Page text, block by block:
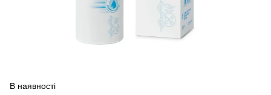
В наявності